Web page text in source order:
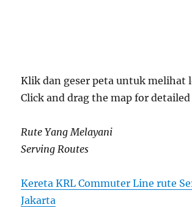
Klik dan geser peta untuk melihat
Click and drag the map for detailed
Rute Yang Melayani
Serving Routes
Kereta KRL Commuter Line rute
Jakarta